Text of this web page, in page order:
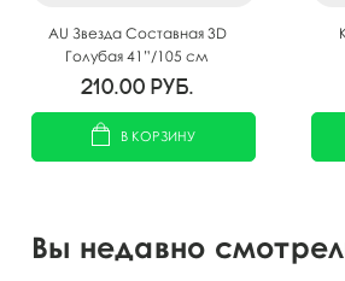
AU Звезда Составная 3D
Голубая 41”/105 см
210.00 руб.
В КОРЗИНУ
Вы недавно